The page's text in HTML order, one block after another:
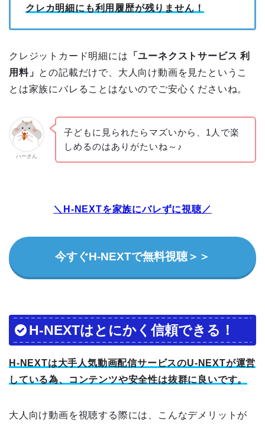
クレカ明細にも利用履歴が残りません！
クレジットカード明細には 「ユーネクストサービス 利
用料」 との記載だけで、大人向け動画を見たというこ
とは家族にバレることはないのでご安心くださいね。
ハーさん
子どもに見られたらマズいから、1人で楽
しめるのはありがたいね～♪
＼H-NEXTを家族にバレずに視聴／
今すぐH-NEXTで無料視聴＞＞
H-NEXTはとにかく信頼できる！
H-NEXTは大手人気動画配信サービスのU-NEXTが運営
している為、コンテンツや安全性は抜群に良いです。
大人向け動画を視聴する際には、こんなデメリットが